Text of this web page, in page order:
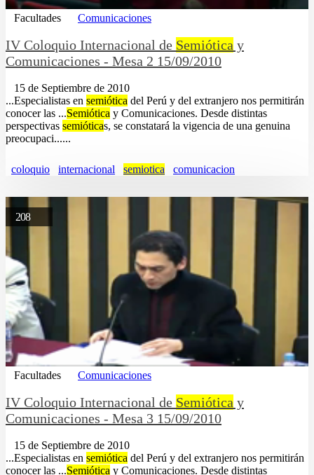
Facultades Comunicaciones
IV Coloquio Internacional de Semiótica y
Comunicaciones - Mesa 2 15/09/2010
15 de Septiembre de 2010
...Especialistas en semiótica del Perú y del extranjero nos permitirán
conocer las ...Semiótica y Comunicaciones. Desde distintas
perspectivas semióticas, se constatará la vigencia de una genuina
preocupaci......
coloquio internacional semiotica comunicacion
208
Facultades Comunicaciones
IV Coloquio Internacional de Semiótica y
Comunicaciones - Mesa 3 15/09/2010
15 de Septiembre de 2010
...Especialistas en semiótica del Perú y del extranjero nos permitirán
conocer las ...Semiótica y Comunicaciones. Desde distintas